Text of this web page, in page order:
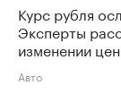
Курс рубля
Эксперты
изменении
Авто